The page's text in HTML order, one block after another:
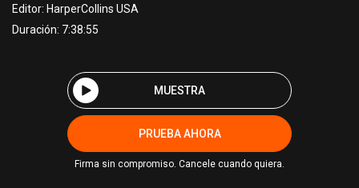
Editor: HarperCollins USA
Duración: 7:38:55
MUESTRA
PRUEBA AHORA
Firma sin compromiso. Cancele cuando quiera.